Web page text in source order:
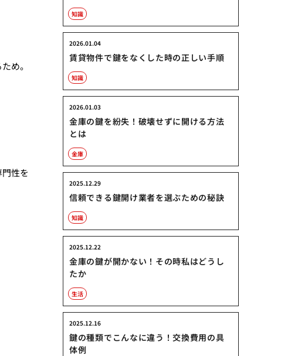
め。
性を
知識
賃貸物件で鍵をなくした時の正しい手順
2026.01.04
知識
金庫の鍵を紛失！破壊せずに開ける方法
とは
2026.01.03
金庫
信頼できる鍵開け業者を選ぶための秘訣
2025.12.29
知識
金庫の鍵が開かない！その時私はどうし
たか
2025.12.22
生活
鍵の種類でこんなに違う！交換費用の具
体例
2025.12.16